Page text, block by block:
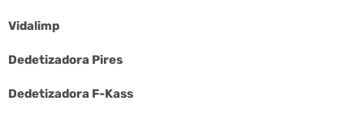
Vidalimp
Dedetizadora Pires
Dedetizadora F-Kass